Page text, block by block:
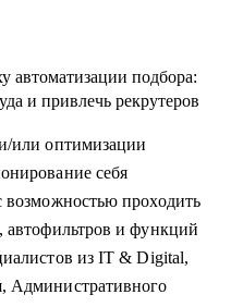
дизайнеры, методологи)
годового перерыва от
имею высшее
в сфере информационной
(Geekbrains, Яндекс
образования (Сколтех).
автоматизации подбора:
и привлечь рекрутеров
или оптимизации
себя
возможностью проходить
автофильтров и функций
из IT & Digital,
Административного